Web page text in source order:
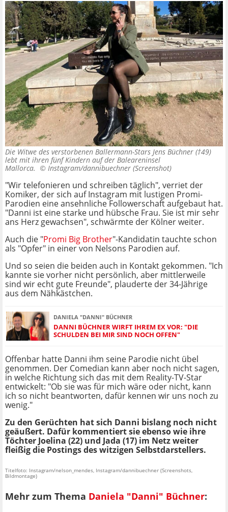
Die Witwe des verstorbenen Ballermann-Stars Jens Büchner (†49)
lebt mit ihren fünf Kindern auf der Baleareninsel
Mallorca. © Instagram/dannibuechner (Screenshot)
"Wir telefonieren und schreiben täglich", verriet der
Komiker, der sich auf Instagram mit lustigen Promi-
Parodien eine ansehnliche Followerschaft aufgebaut hat.
"Danni ist eine starke und hübsche Frau. Sie ist mir sehr
ans Herz gewachsen", schwärmte der Kölner weiter.
Auch die "Promi Big Brother"-Kandidatin tauchte schon
als "Opfer" in einer von Nelsons Parodien auf.
Und so seien die beiden auch in Kontakt gekommen. "Ich
kannte sie vorher nicht persönlich, aber mittlerweile
sind wir echt gute Freunde", plauderte der 34-Jährige
aus dem Nähkästchen.
DANIELA "DANNI" BÜCHNER
DANNI BÜCHNER WIRFT IHREM EX VOR: "DIE
SCHULDEN BEI MIR SIND NOCH OFFEN"
Offenbar hatte Danni ihm seine Parodie nicht übel
genommen. Der Comedian kann aber noch nicht sagen,
in welche Richtung sich das mit dem Reality-TV-Star
entwickelt: "Ob sie was für mich wäre oder nicht, kann
ich so nicht beantworten, dafür kennen wir uns noch zu
wenig."
Zu den Gerüchten hat sich Danni bislang noch nicht
geäußert. Dafür kommentiert sie ebenso wie ihre
Töchter Joelina (22) und Jada (17) im Netz weiter
fleißig die Postings des witzigen Selbstdarstellers.
Titelfoto: Instagram/nelson_mendes, Instagram/dannibuechner (Screenshots,
Bildmontage)
Mehr zum Thema Daniela "Danni" Büchner: